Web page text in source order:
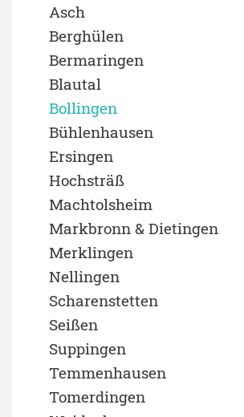
Asch
Berghülen
Bermaringen
Blautal
Bollingen
Bühlenhausen
Ersingen
Hochsträß
Machtolsheim
Markbronn & Dietingen
Merklingen
Nellingen
Scharenstetten
Seißen
Suppingen
Temmenhausen
Tomerdingen